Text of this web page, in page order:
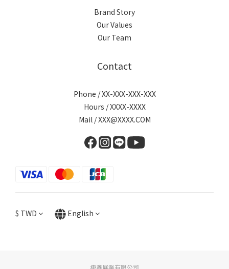
Brand Story
Our Values
Our Team
Contact
Phone / XX-XXX-XXX-XXX
Hours / XXXX-XXXX
Mail / XXX@XXXX.COM
$ TWD English